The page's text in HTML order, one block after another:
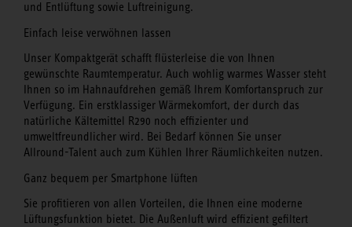
und Entlüftung sowie Luftreinigung.
Einfach leise verwöhnen lassen
Unser Kompaktgerät schafft flüsterleise die von Ihnen
gewünschte Raumtemperatur. Auch wohlig warmes Wasser steht
Ihnen so im Hahnaufdrehen gemäß Ihrem Komfortanspruch zur
Verfügung. Ein erstklassiger Wärmekomfort, der durch das
natürliche Kältemittel R290 noch effizienter und
umweltfreundlicher wird. Bei Bedarf können Sie unser
Allround-Talent auch zum Kühlen Ihrer Räumlichkeiten nutzen.
Ganz bequem per Smartphone lüften
Sie profitieren von allen Vorteilen, die Ihnen eine moderne
Lüftungsfunktion bietet. Die Außenluft wird effizient gefiltert